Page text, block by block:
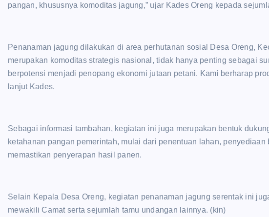
pangan, khususnya komoditas jagung,” ujar Kades Oreng kepada
Penanaman jagung dilakukan di area perhutanan sosial Desa Oreng,
merupakan komoditas strategis nasional, tidak hanya penting sebagai
berpotensi menjadi penopang ekonomi jutaan petani. Kami berharap
lanjut Kades.
Sebagai informasi tambahan, kegiatan ini juga merupakan bentuk
ketahanan pangan pemerintah, mulai dari penentuan lahan,
memastikan penyerapan hasil panen.
Selain Kepala Desa Oreng, kegiatan penanaman jagung serentak ini
mewakili Camat serta sejumlah tamu undangan lainnya. (kin)